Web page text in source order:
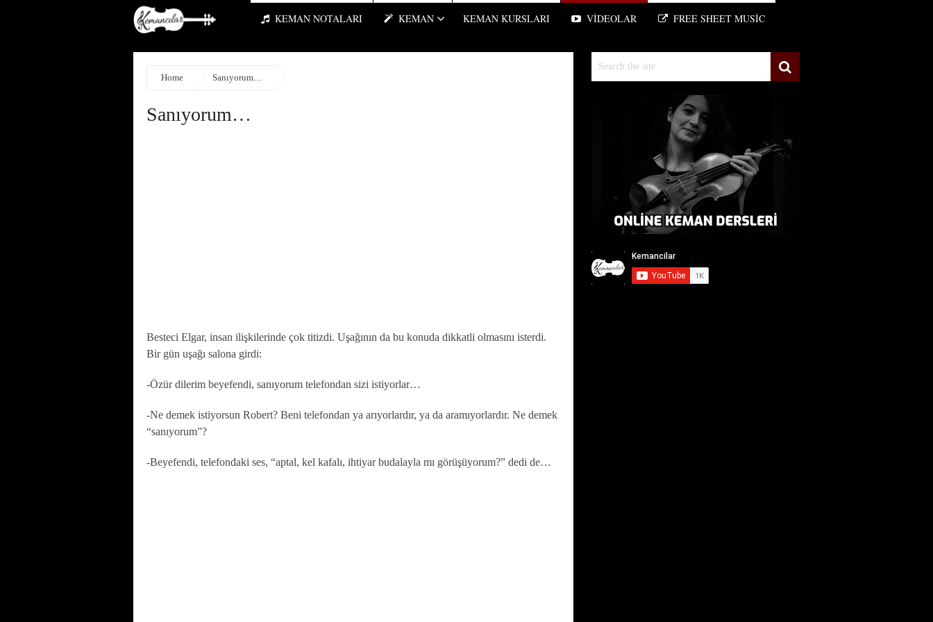
KEMAN NOTALARI KEMAN KEMAN KURSLARI VIDEOLAR FREE SHEET MUSIC
Home Sanıyorum…
Sanıyorum…
Besteci Elgar, insan ilişkilerinde çok titizdi. Uşağının da bu konuda dikkatli olmasını isterdi.
Bir gün uşağı salona girdi:
-Özür dilerim beyefendi, sanıyorum telefondan sizi istiyorlar…
-Ne demek istiyorsun Robert? Beni telefondan ya arıyorlardır, ya da aramıyorlardır. Ne demek
“sanıyorum”?
-Beyefendi, telefondaki ses, “aptal, kel kafalı, ihtiyar budalayla mı görüşüyorum?” dedi de…